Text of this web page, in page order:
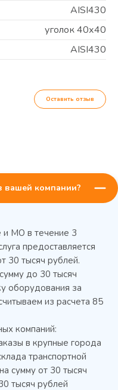
AISI430
уголок 40х40
AISI430
5/5
Оставить отзыв
вашей компании?
и МО в течение 3
предоставляется
30 тысяч рублей.
до 30 тысяч
оборудования за
из расчета 85
компаний:
в крупные города
транспортной
сумму от 30 тысяч
тысяч рублей